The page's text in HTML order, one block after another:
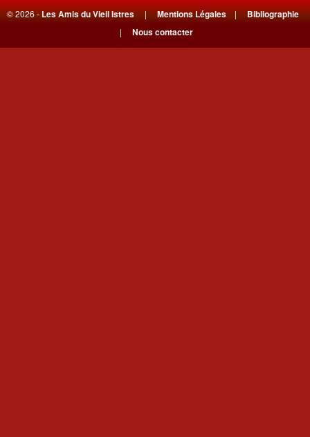
© 2026 -Les Amis du Vieil Istres|Mentions Légales|Bibliographie
| Nous contacter